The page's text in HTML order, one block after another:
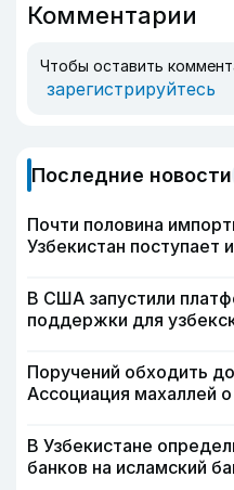
Комментарии
Чтобы оставить
зарегистрируйтесь
Последние новости
Почти половина
Узбекистан поступает
В США запустили
поддержки для
Поручений обходить
Ассоциация махаллей
В Узбекистане
банков на исламский